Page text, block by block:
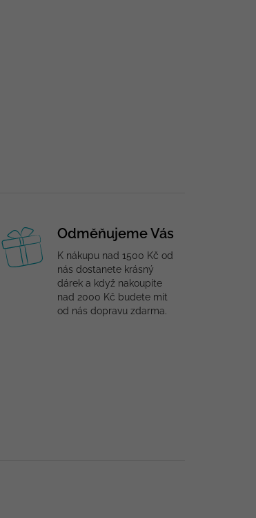
Odměňujeme Vás
K nákupu nad 1500 Kč od
nás dostanete krásný
dárek a když nakoupíte
nad 2000 Kč budete mít
od nás dopravu zdarma.